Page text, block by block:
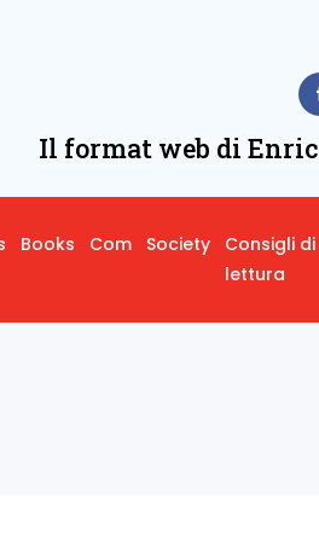
Il format web di
Books Com Society
Consigli di
lettura